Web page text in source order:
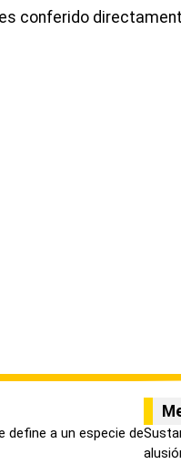
conferido
define a un especie de